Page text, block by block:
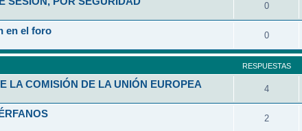
0
en el foro 0
RESPUESTAS
LA COMISIÓN DE LA UNIÓN EUROPEA 4
2